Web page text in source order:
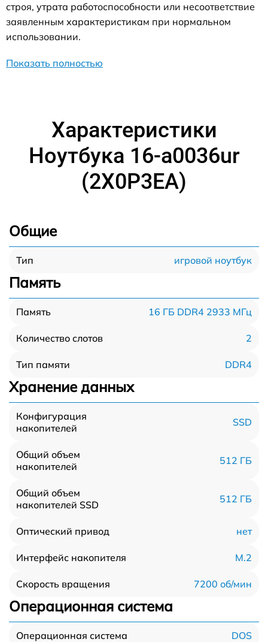
строя, утрата работоспособности или несоответствие
заявленным характеристикам при нормальном
использовании.
Показать полностью
Характеристики
Ноутбука 16-a0036ur
(2X0P3EA)
Общие
Тип игровой ноутбук
Память
Память 16 ГБ DDR4 2933 МГц
Количество слотов 2
Тип памяти DDR4
Хранение данных
Конфигурация
накопителей
SSD
Общий объем
накопителей
512 ГБ
Общий объем
накопителей SSD
512 ГБ
Оптический привод нет
Интерфейс накопителя M.2
Скорость вращения 7200 об/мин
Операционная система
Операционная система DOS